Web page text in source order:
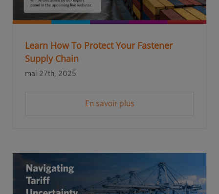
Learn How To Protect Your Fastener
Supply Chain
mai 27th, 2025
En savoir plus